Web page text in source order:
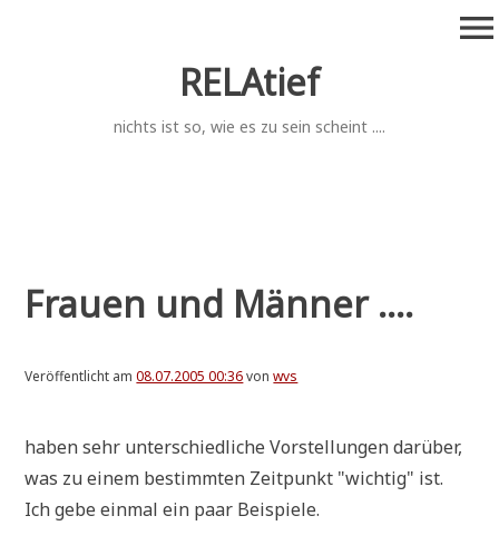
RELAtief
nichts ist so, wie es zu sein scheint ....
menu
Frauen und Männer ....
Veröffentlicht am08.07.2005 00:36vonwvs
haben sehr unter­schied­li­che Vor­stel­lun­gen dar­über,
was zu einem bestimm­ten Zeit­punkt "wich­tig" ist.
Ich gebe ein­mal ein paar Beispiele.